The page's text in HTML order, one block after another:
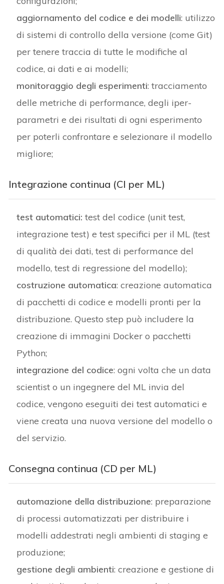
aggiornamento del codice e dei modelli: utilizzo
di sistemi di controllo della versione (come Git)
per tenere traccia di tutte le modifiche al
codice, ai dati e ai modelli;
monitoraggio degli esperimenti: tracciamento
delle metriche di performance, degli iper-
parametri e dei risultati di ogni esperimento
per poterli confrontare e selezionare il modello
migliore;
Integrazione continua (CI per ML)
test automatici: test del codice (unit test,
integrazione test) e test specifici per il ML (test
di qualità dei dati, test di performance del
modello, test di regressione del modello);
costruzione automatica: creazione automatica
di pacchetti di codice e modelli pronti per la
distribuzione. Questo step può includere la
creazione di immagini Docker o pacchetti
Python;
integrazione del codice: ogni volta che un data
scientist o un ingegnere del ML invia del
codice, vengono eseguiti dei test automatici e
viene creata una nuova versione del modello o
del servizio.
Consegna continua (CD per ML)
automazione della distribuzione: preparazione
di processi automatizzati per distribuire i
modelli addestrati negli ambienti di staging e
produzione;
gestione degli ambienti: creazione e gestione di